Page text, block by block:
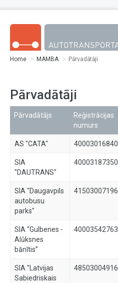
Home MAMBA Pārvadātāji
Pārvadātāji
Pārvadātājs
Reģistrācijas
numurs
AS "CATA" 40003016840
SIA
"DAUTRANS"
40003187350
SIA "Daugavpils
autobusu
parks"
41503007196
SIA “Gulbenes -
Alūksnes
bānītis”
40003542763
SIA "Latvijas
Sabiedriskais
48503004916